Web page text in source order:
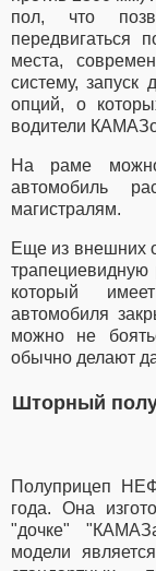
пол, что
передвигаться
места,
систему, запуск
опций, о
водители
На раме
автомобиль
магистралям.
Еще из внешних
трапециевидную
который
автомобиля
можно не
обычно делают
Шторный
Полуприцеп
года. Она
"дочке"
модели